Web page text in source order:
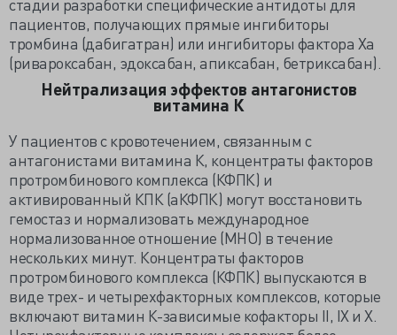
пациентов, получающих прямые ингибиторы
тромбина (дабигатран) или ингибиторы фактора Ха
(ривароксабан, эдоксабан, апиксабан, бетриксабан).
Нейтрализация эффектов антагонистов
витамина К
У пациентов с кровотечением, связанным с
антагонистами витамина К, концентраты факторов
протромбинового комплекса (КФПК) и
активированный КПК (aКФПК) могут восстановить
гемостаз и нормализовать международное
нормализованное отношение (МНО) в течение
нескольких минут. Концентраты факторов
протромбинового комплекса (КФПК) выпускаются в
виде трех- и четырехфакторных комплексов, которые
включают витамин К-зависимые кофакторы II, IX и X.